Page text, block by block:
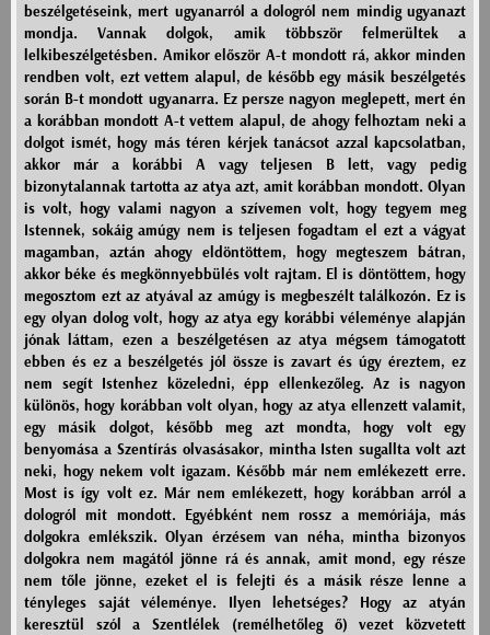
beszélgetéseink, mert ugyanarról a dologról nem mindig ugyanazt
mondja. Vannak dolgok, amik többször felmerültek a
lelkibeszélgetésben. Amikor először A-t mondott rá, akkor minden
rendben volt, ezt vettem alapul, de később egy másik beszélgetés
során B-t mondott ugyanarra. Ez persze nagyon meglepett, mert én
a korábban mondott A-t vettem alapul, de ahogy felhoztam neki a
dolgot ismét, hogy más téren kérjek tanácsot azzal kapcsolatban,
akkor már a korábbi A vagy teljesen B lett, vagy pedig
bizonytalannak tartotta az atya azt, amit korábban mondott. Olyan
is volt, hogy valami nagyon a szívemen volt, hogy tegyem meg
Istennek, sokáig amúgy nem is teljesen fogadtam el ezt a vágyat
magamban, aztán ahogy eldöntöttem, hogy megteszem bátran,
akkor béke és megkönnyebbülés volt rajtam. El is döntöttem, hogy
megosztom ezt az atyával az amúgy is megbeszélt találkozón. Ez is
egy olyan dolog volt, hogy az atya egy korábbi véleménye alapján
jónak láttam, ezen a beszélgetésen az atya mégsem támogatott
ebben és ez a beszélgetés jól össze is zavart és úgy éreztem, ez
nem segít Istenhez közeledni, épp ellenkezőleg. Az is nagyon
különös, hogy korábban volt olyan, hogy az atya ellenzett valamit,
egy másik dolgot, később meg azt mondta, hogy volt egy
benyomása a Szentírás olvasásakor, mintha Isten sugallta volt azt
neki, hogy nekem volt igazam. Később már nem emlékezett erre.
Most is így volt ez. Már nem emlékezett, hogy korábban arról a
dologról mit mondott. Egyébként nem rossz a memóriája, más
dolgokra emlékszik. Olyan érzésem van néha, mintha bizonyos
dolgokra nem magától jönne rá és annak, amit mond, egy része
nem tőle jönne, ezeket el is felejti és a másik része lenne a
tényleges saját véleménye. Ilyen lehetséges? Hogy az atyán
keresztül szól a Szentlélek (remélhetőleg ő) vezet közvetett